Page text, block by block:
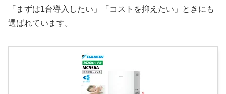
「まずは1台導入したい」「コストを抑えたい」ときにも
選ばれています。